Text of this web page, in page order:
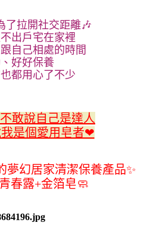
了拉開社交距離🎶
出戶宅在家裡
自己相處的時間
好好保養
都用心了不少
敢說自己是達人
是個愛用皂者❤
夢幻居家清潔保養產品✨
春露+金箔皂🧼